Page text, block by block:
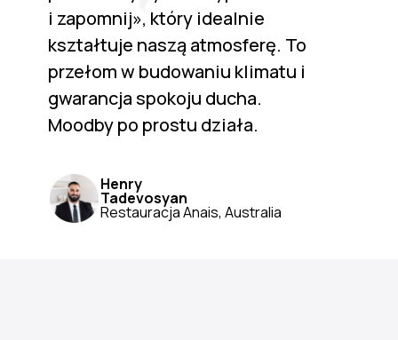
i zapomnij», który idealnie
kształtuje naszą atmosferę. To
przełom w budowaniu klimatu i
gwarancja spokoju ducha.
Moodby po prostu działa.
Henry
Tadevosyan
Restauracja Anais, Australia